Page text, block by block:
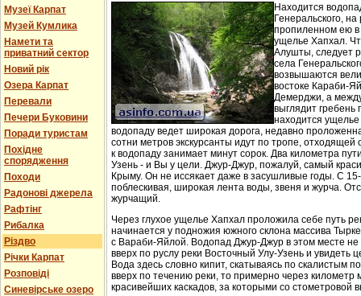
Музеї Карпат
Музей Кумлика
Намети та
приватний сектор
Новий рік
Озера Карпат
Перевали
Печери Буковини
Поради туристам
Похідне
спорядження
Походи
Радонові джерела
Рафтінг
Рибалка
Різдво
Річки Карпат
Розповіді
Синевірське озеро
Находится
Генеральского,
пропиленном ею в
ущелье Хапхал.
Алушты, следует
села
возвышаются
востоке Караби-
Демерджи, а
выглядит гребень
находится
водопаду ведет широкая дорога, недавно
сотни метров экскурсанты идут по тропе, отходящей
к водопаду занимает минут сорок. Два километра
Узень - и Вы у цели. Джур-Джур, пожалуй, самый
Крыму. Он не иссякает даже в засушливые годы. С
поблескивая, широкая лента воды, звеня и журча.
журчащий.
Через глухое ущелье Хапхал проложила себе путь
начинается у подножия южного склона массива
с Вараби-Яйлой. Водопад Джур-Джур в этом месте
вверх по руслу реки Восточный Улу-Узень и увидеть
Вода здесь словно кипит, скатываясь по скалистым
вверх по течению реки, то примерно через километр
красивейших каскадов, за которыми со стометровой